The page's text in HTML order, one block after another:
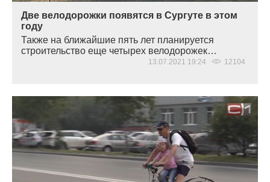
Две велодорожки появятся в Сургуте в этом
году
Также на ближайшие пять лет планируется
строительство еще четырех велодорожек…
13.07.2021 19:24 12104